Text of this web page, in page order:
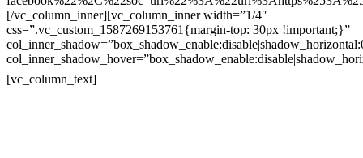
[/vc_column_inner][vc_column_inner width=”1/4″
css=”.vc_custom_1587269153761{margin-top: 30px !important;}”
[vc_column_text]